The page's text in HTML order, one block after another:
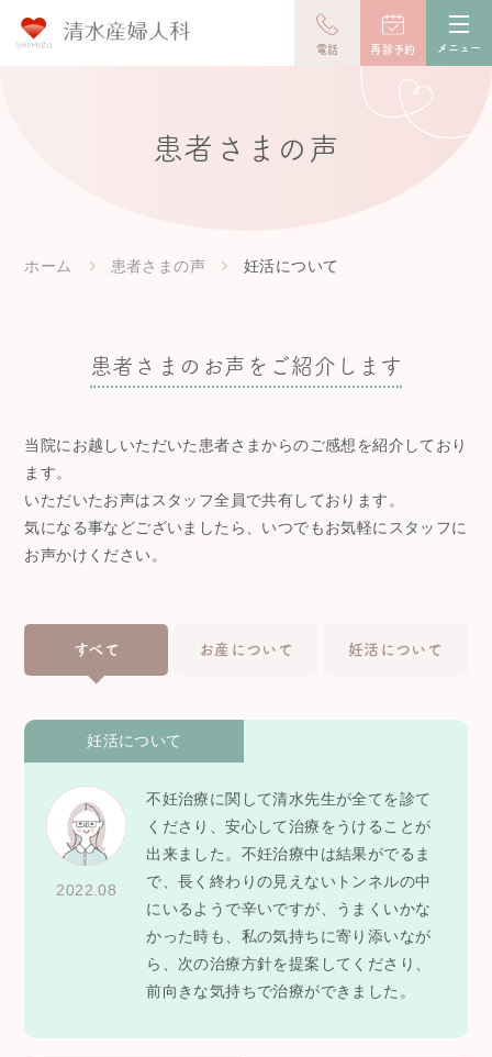
電話 再診予約 メニュー
患者さまの声
ホーム 患者さまの声 妊活について
患者さまのお声をご紹介します
当院にお越しいただいた患者さまからのご感想を紹介しており
ます。
いただいたお声はスタッフ全員で共有しております。
気になる事などございましたら、いつでもお気軽にスタッフに
お声かけください。
すべて お産について 妊活について
妊活について
2022.08
不妊治療に関して清水先生が全てを診て
くださり、安心して治療をうけることが
出来ました。不妊治療中は結果がでるま
で、長く終わりの見えないトンネルの中
にいるようで辛いですが、うまくいかな
かった時も、私の気持ちに寄り添いなが
ら、次の治療方針を提案してくださり、
前向きな気持ちで治療ができました。